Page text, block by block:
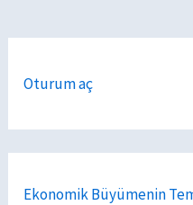
Oturum aç
Ekonomik Büyümenin